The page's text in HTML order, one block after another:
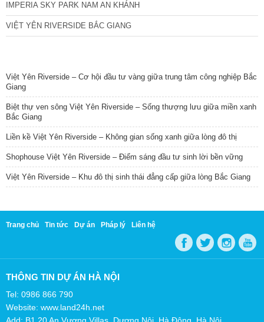
IMPERIA SKY PARK NAM AN KHÁNH
VIỆT YÊN RIVERSIDE BẮC GIANG
Việt Yên Riverside – Cơ hội đầu tư vàng giữa trung tâm công nghiệp Bắc
Giang
Biệt thự ven sông Việt Yên Riverside – Sống thượng lưu giữa miền xanh
Bắc Giang
Liền kề Việt Yên Riverside – Không gian sống xanh giữa lòng đô thị
Shophouse Việt Yên Riverside – Điểm sáng đầu tư sinh lời bền vững
Việt Yên Riverside – Khu đô thị sinh thái đẳng cấp giữa lòng Bắc Giang
Trang chủ Tin tức Dự án Pháp lý Liên hệ
THÔNG TIN DỰ ÁN HÀ NỘI
Tel: 0986 866 790
Website: www.land24h.net